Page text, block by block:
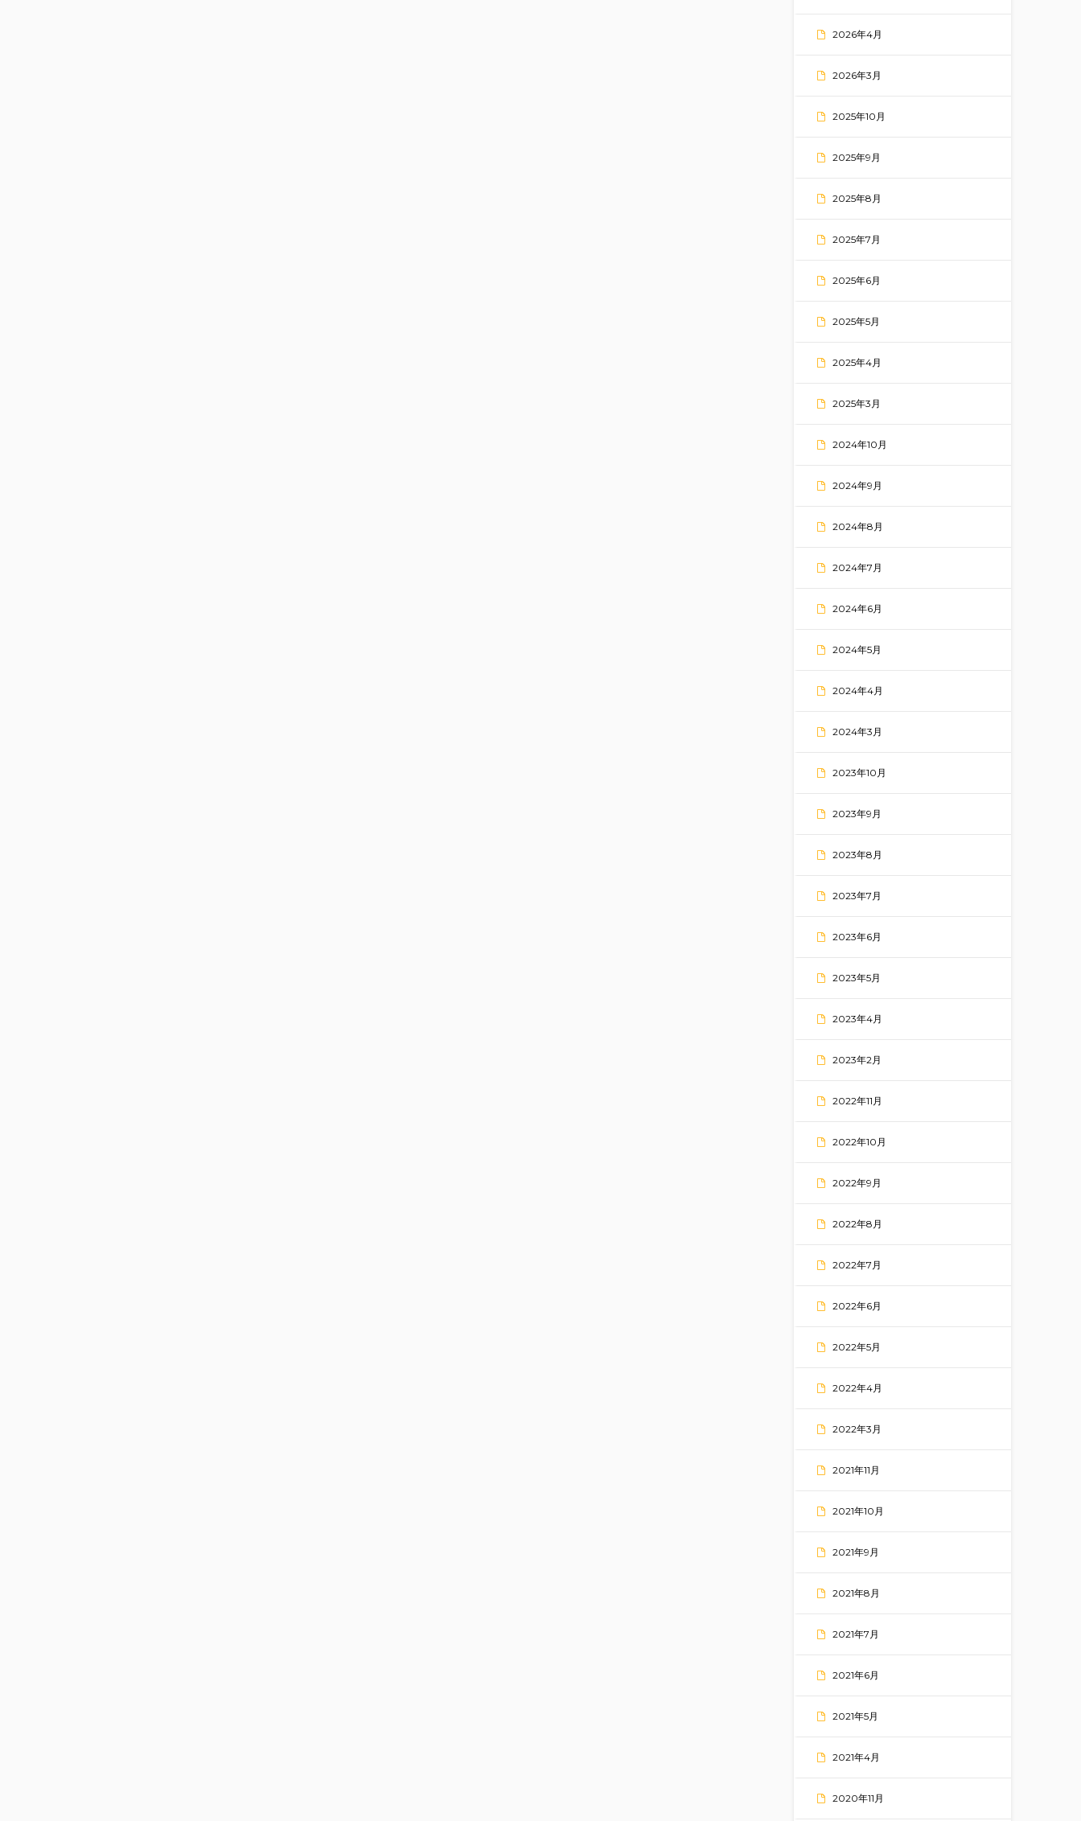
2026年4月
2026年3月
2025年10月
2025年9月
2025年8月
2025年7月
2025年6月
2025年5月
2025年4月
2025年3月
2024年10月
2024年9月
2024年8月
2024年7月
2024年6月
2024年5月
2024年4月
2024年3月
2023年10月
2023年9月
2023年8月
2023年7月
2023年6月
2023年5月
2023年4月
2023年2月
2022年11月
2022年10月
2022年9月
2022年8月
2022年7月
2022年6月
2022年5月
2022年4月
2022年3月
2021年11月
2021年10月
2021年9月
2021年8月
2021年7月
2021年6月
2021年5月
2021年4月
2020年11月